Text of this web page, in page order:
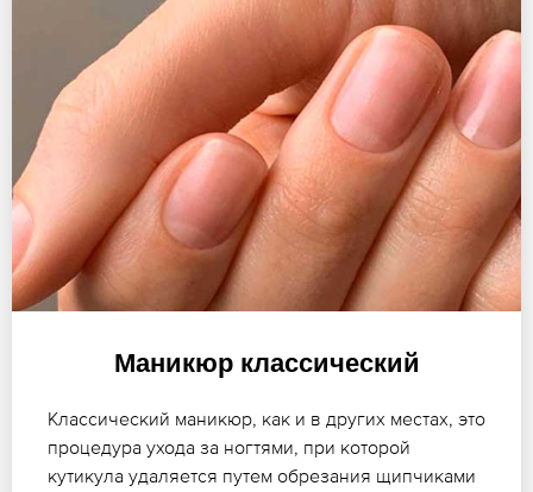
Маникюр классический
Классический маникюр, как и в других местах, это
процедура ухода за ногтями, при которой
кутикула удаляется путем обрезания щипчиками